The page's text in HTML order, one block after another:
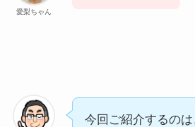
愛梨ちゃん
今回ご紹介するの